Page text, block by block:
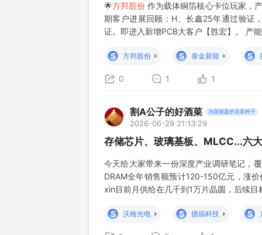
🌟方邦股份 作为载体铜箔核心卡位玩家，
期客户进展回顾：H、长鑫25年通过验证
证。即进入新增PCB大客户【胜宏】。 产
S
方邦股份 S 泰金新能 S
0 1 1
割A公子的好酒菜 为国接盘的韭菜种子
2026-06-29 21:13:29
存储芯片、玻璃基板、MLCC...六
今天给大家带来一份深度产业调研笔记，
DRAM全年销售额预计120-150亿元，涨
xin目前月供给在几千到1万片晶圆，后续
S
沃格光电 S 德福科技 S